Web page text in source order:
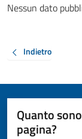
Nessun dato
Indietro
Quanto
pagina?